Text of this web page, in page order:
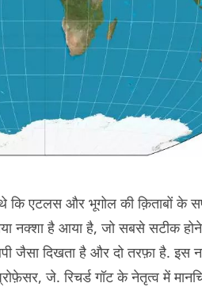
एटलस और भूगोल की क़िताबों के
नक्शा है आया है, जो सबसे सटीक होने
जैसा दिखता है और दो तरफ़ा है. इस
जे. रिचर्ड गॉट के नेतृत्व में